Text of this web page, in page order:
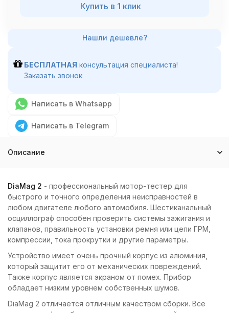
Купить в 1 клик
БЕСПЛАТНАЯ консультация специалиста!
Заказать звонок
Написать в Whatsapp
Написать в Telegram
Описание
DiaMag 2 - профессиональный мотор-тестер для
быстрого и точного определения неисправностей в
любом двигателе любого автомобиля. Шестиканальный
осциллограф способен проверить системы зажигания и
клапанов, правильность установки ремня или цепи ГРМ,
компрессии, тока прокрутки и другие параметры.
Устройство имеет очень прочный корпус из алюминия,
который защитит его от механических повреждений.
Также корпус является экраном от помех. Прибор
обладает низким уровнем собственных шумов.
DiaMag 2 отличается отличным качеством сборки. Все